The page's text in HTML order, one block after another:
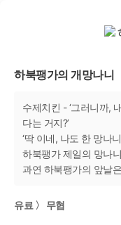
하북팽가의 개망나니
수제치킨 - ‘그러니까,
다는 거지?’
‘딱 이네, 나도 한 망나
하북팽가 제일의 망나
과연 하북팽가의 앞날
유료 〉 무협